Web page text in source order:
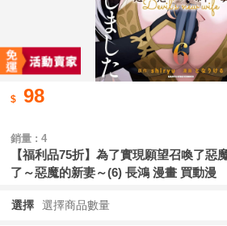
98
銷量 : 4
【福利品75折】為了實現願望召喚了惡
了～惡魔的新妻～(6) 長鴻 漫畫 買動漫
選擇 選擇商品數量